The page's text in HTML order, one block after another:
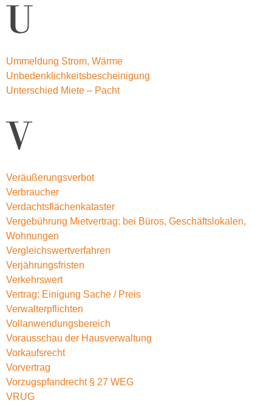
U
Ummeldung Strom, Wärme
Unbedenklichkeitsbescheinigung
Unterschied Miete – Pacht
V
Veräußerungsverbot
Verbraucher
Verdachtsflächenkataster
Vergebührung Mietvertrag: bei Büros, Geschäftslokalen,
Wohnungen
Vergleichswertverfahren
Verjährungsfristen
Verkehrswert
Vertrag: Einigung Sache / Preis
Verwalterpflichten
Vollanwendungsbereich
Vorausschau der Hausverwaltung
Vorkaufsrecht
Vorvertrag
Vorzugspfandrecht § 27 WEG
VRUG